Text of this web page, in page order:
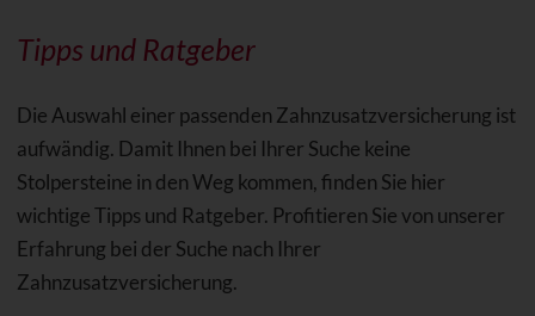
Tipps und Ratgeber
Die Auswahl einer passenden Zahnzusatzversicherung ist
aufwändig. Damit Ihnen bei Ihrer Suche keine
Stolpersteine in den Weg kommen, finden Sie hier
wichtige Tipps und Ratgeber. Profitieren Sie von unserer
Erfahrung bei der Suche nach Ihrer
Zahnzusatzversicherung.